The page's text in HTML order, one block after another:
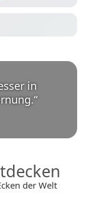
in
“
der Welt